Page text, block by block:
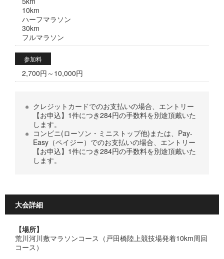
10km
ハーフマラソン
30km
フルマラソン
参加料
2,700円～10,000円
※ クレジットカードでのお支払いの場合、エントリー
【お申込】1件につき284円の手数料を別途頂戴いた
します。
※ コンビニ(ローソン・ミニストップ他)または、Pay-
Easy（ペイジー）でのお支払いの場合、エントリー
【お申込】1件につき284円の手数料を別途頂戴いた
します。
大会詳細
【場所】
荒川河川敷マラソンコース（戸田橋陸上競技場発着10km周回
コース）